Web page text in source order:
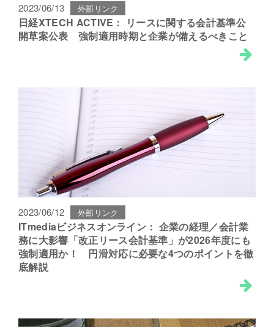
2023/06/13 外部リンク
日経XTECH ACTIVE： リースに関する会計基準公
開草案公表 強制適用時期と企業が備えるべきこと
2023/06/12 外部リンク
ITmediaビジネスオンライン： 企業の経理／会計業
務に大影響「改正リース会計基準」が2026年度にも
強制適用か！ 円滑対応に必要な4つのポイントを徹
底解説